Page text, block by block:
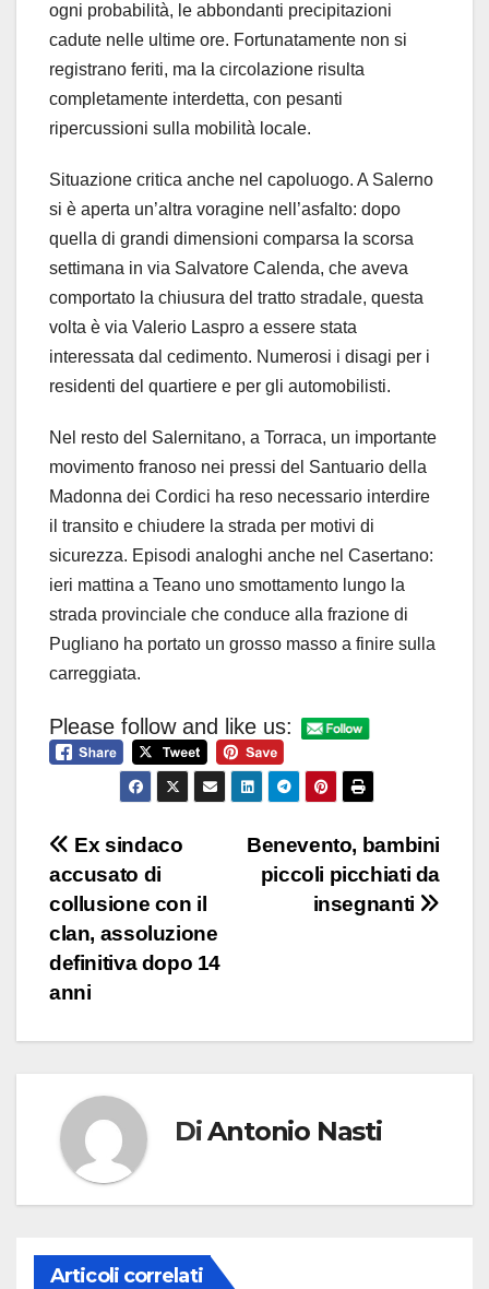
ogni probabilità, le abbondanti precipitazioni
cadute nelle ultime ore. Fortunatamente non si
registrano feriti, ma la circolazione risulta
completamente interdetta, con pesanti
ripercussioni sulla mobilità locale.
Situazione critica anche nel capoluogo. A Salerno
si è aperta un’altra voragine nell’asfalto: dopo
quella di grandi dimensioni comparsa la scorsa
settimana in via Salvatore Calenda, che aveva
comportato la chiusura del tratto stradale, questa
volta è via Valerio Laspro a essere stata
interessata dal cedimento. Numerosi i disagi per i
residenti del quartiere e per gli automobilisti.
Nel resto del Salernitano, a Torraca, un importante
movimento franoso nei pressi del Santuario della
Madonna dei Cordici ha reso necessario interdire
il transito e chiudere la strada per motivi di
sicurezza. Episodi analoghi anche nel Casertano:
ieri mattina a Teano uno smottamento lungo la
strada provinciale che conduce alla frazione di
Pugliano ha portato un grosso masso a finire sulla
carreggiata.
Please follow and like us:
Navigazione
articoli
Benevento, bambini
piccoli picchiati da
insegnanti
Ex sindaco
accusato di
collusione con il
clan, assoluzione
definitiva dopo 14
anni
DiAntonio Nasti
Articoli correlati